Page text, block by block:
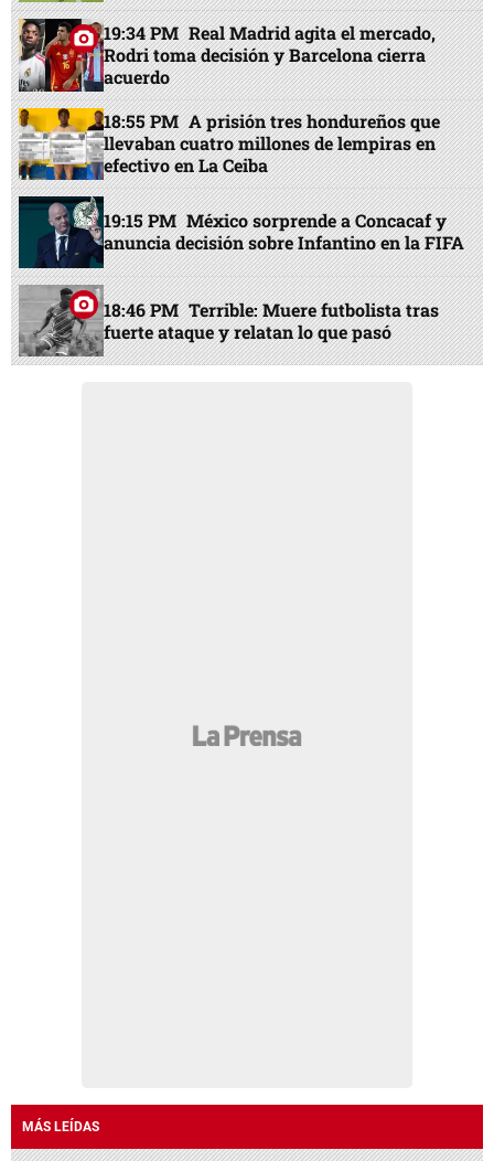
19:34 PM Real Madrid agita el mercado,
Rodri toma decisión y Barcelona cierra
acuerdo
18:55 PM A prisión tres hondureños que
llevaban cuatro millones de lempiras en
efectivo en La Ceiba
19:15 PM México sorprende a Concacaf y
anuncia decisión sobre Infantino en la FIFA
18:46 PM Terrible: Muere futbolista tras
fuerte ataque y relatan lo que pasó
MÁS LEÍDAS